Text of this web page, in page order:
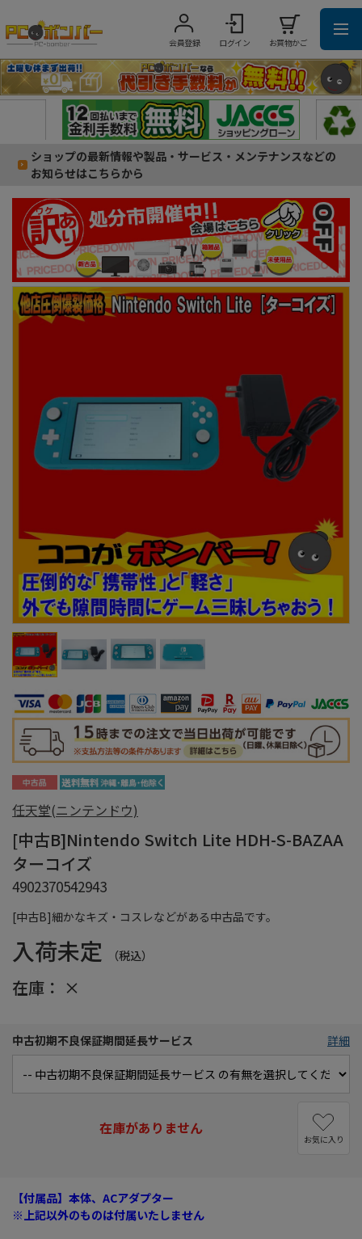
会員登録 ログイン お買物かご
ショップの最新情報や製品・サービス・メンテナンスなどの
お知らせはこちらから
[中古B]細かなキズ・コスレなどがある中古品です。
任天堂(ニンテンドウ)
[中古B]Nintendo Switch Lite HDH-S-BAZAA
ターコイズ
4902370542943
入荷未定 （税込）
在庫： ×
中古初期不良保証期間延長サービス 詳細
在庫がありません
お気に入り
【付属品】本体、ACアダプター
※上記以外のものは付属いたしません